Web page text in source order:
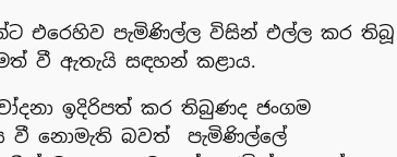
එරෙහිව පැමිණිල්ල විසින් එල්ල කර තිබූ
වී ඇතැයි සඳහන් කළාය.
ඉදිරිපත් කර තිබුණද ජංගම
වී නොමැති බවත් පැමිණිල්ලේ